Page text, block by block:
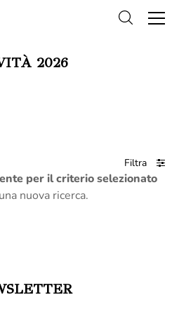
2026
Filtra
per il criterio selezionato
nuova ricerca.